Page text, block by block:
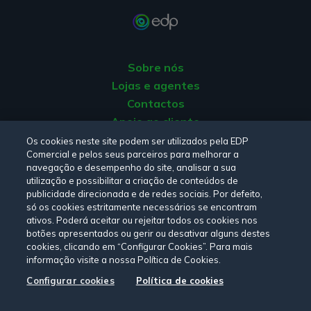
Redução da fatura até 70%;
Uso de energia solar mesmo durante a noite;
Desvantagens das baterias solares a ter em
Espaço necessário para instalação;
Requisitos técnicos (ex: compatibilidade com os
painéis existentes).
Qual é o custo das baterias solares?
O investimento num sistema solar com baterias varia
consoante a tecnologia escolhida e as necessidades
energéticas de cada habitação. As soluções mais
Sobre nós
Lojas e agentes
Contactos
Apoio ao cliente
Origem da energia
Livro de reclamações
Consulte a nossa Política de privacidade, Política de cookies
Termos e CondiçõeseDeclaração de Acessibilidade.
Siga-nos:
Os cookies neste site podem ser utilizados pela EDP
Comercial e pelos seus parceiros para melhorar a
navegação e desempenho do site, analisar a sua
utilização e possibilitar a criação de conteúdos de
publicidade direcionada e de redes sociais. Por defeito,
só os cookies estritamente necessários se encontram
ativos. Poderá aceitar ou rejeitar todos os cookies nos
botões apresentados ou gerir ou desativar alguns destes
cookies, clicando em “Configurar Cookies”. Para mais
informação visite a nossa Política de Cookies.
Configurar cookies
Política de cookies